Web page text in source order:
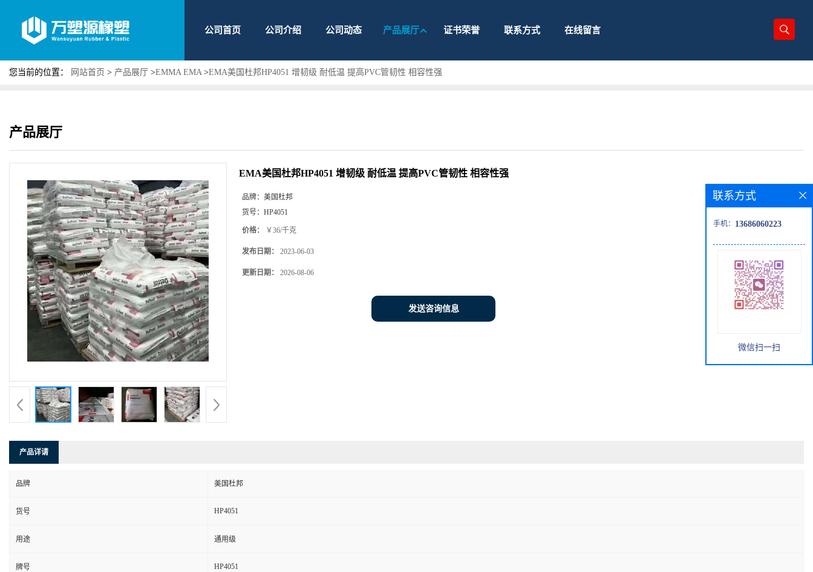
公司首页 公司介绍 公司动态 产品展厅 证书荣誉 联系方式 在线留言
您当前的位置： 网站首页 > 产品展厅 >EMMA EMA >EMA美国杜邦HP4051 增韧级 耐低温 提高PVC管韧性 相容性强
产品展厅
EMA美国杜邦HP4051 增韧级 耐低温 提高PVC管韧性 相容性强
品牌： 美国杜邦
货号： HP4051
价格： ￥36/千克
发布日期： 2023-06-03
更新日期： 2026-08-06
发送咨询信息
产品详请
品牌 美国杜邦
货号 HP4051
用途 通用级
牌号 HP4051
联系方式
手机： 13686060223
微信扫一扫